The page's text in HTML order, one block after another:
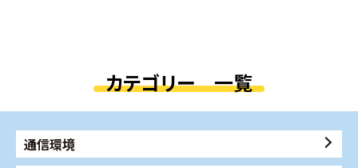
カテゴリー 一覧
通信環境